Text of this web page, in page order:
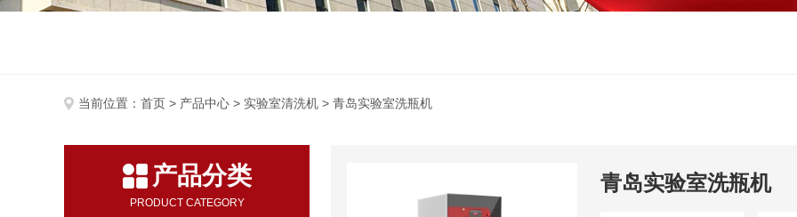
当前位置： 首页 > 产品中心 > 实验室清洗机 > 青岛实验室洗瓶机
产品分类
PRODUCT CATEGORY
青岛实验室洗瓶机